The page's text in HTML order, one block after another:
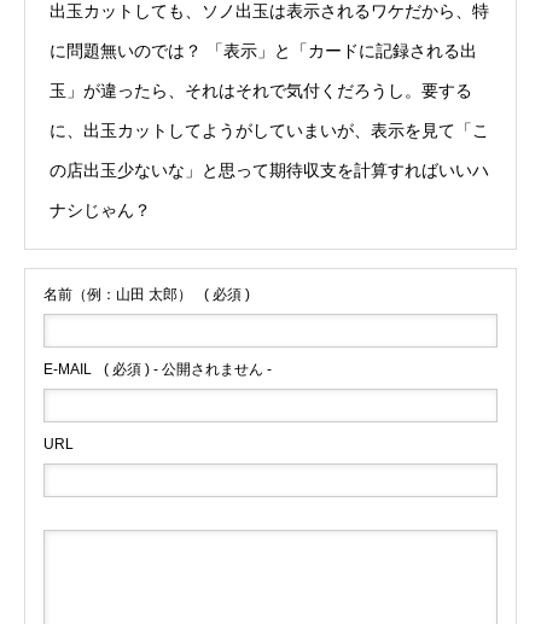
出玉カットしても、ソノ出玉は表示されるワケだから、特
に問題無いのでは？ 「表示」と「カードに記録される出
玉」が違ったら、それはそれで気付くだろうし。要する
に、出玉カットしてようがしていまいが、表示を見て「こ
の店出玉少ないな」と思って期待収支を計算すればいいハ
ナシじゃん？
名前（例：山田 太郎） ( 必須 )
E-MAIL ( 必須 ) - 公開されません -
URL